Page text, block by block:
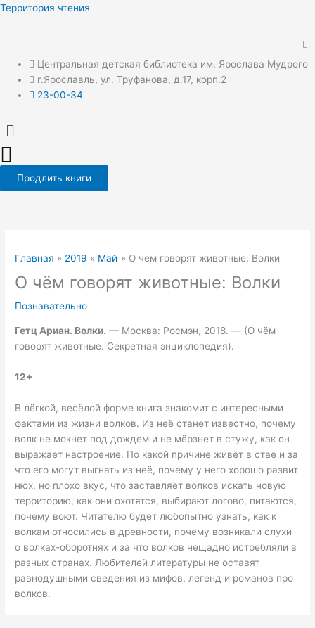
Перейти
Территория чтения
Центральная детская библиотека им. Ярослава Мудрого
г.Ярославль, ул. Труфанова, д.17, корп.2
23-00-34
Меню
Продлить книги
Главная 2019 Май О чём говорят животные: Волки
О чём говорят животные: Волки
Познавательно
Гетц Ариан. Волки. — Москва: Росмэн, 2018. — (О чём
говорят животные. Секретная энциклопедия).
12+
В лёгкой, весёлой форме книга знакомит с интересными
фактами из жизни волков. Из неё станет известно, почему
волк не мокнет под дождем и не мёрзнет в стужу, как он
выражает настроение. По какой причине живёт в стае и за
что его могут выгнать из неё, почему у него хорошо развит
нюх, но плохо вкус, что заставляет волков искать новую
территорию, как они охотятся, выбирают логово, питаются,
почему воют. Читателю будет любопытно узнать, как к
волкам относились в древности, почему возникали слухи
о волках-оборотнях и за что волков нещадно истребляли в
разных странах. Любителей литературы не оставят
равнодушными сведения из мифов, легенд и романов про
волков.